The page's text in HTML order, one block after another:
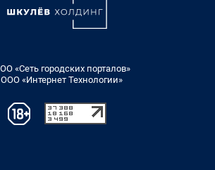
«Сеть городских порталов»
«Интернет Технологии»